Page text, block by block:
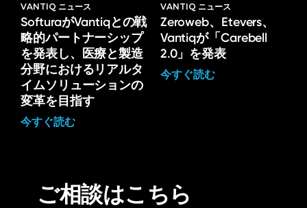
VANTIQ ニュース
SofturaがVantiqとの戦
略的パートナーシップ
を発表し、医療と製造
分野におけるリアルタ
イムソリューションの
変革を目指す
今すぐ読む
VANTIQ ニュース
Zeroweb、Etevers、
Vantiqが「Carebell
2.0」を発表
今すぐ読む
ご相談はこちら